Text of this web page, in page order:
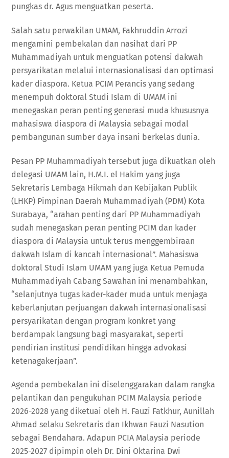
pungkas dr. Agus menguatkan peserta.
Salah satu perwakilan UMAM, Fakhruddin Arrozi
mengamini pembekalan dan nasihat dari PP
Muhammadiyah untuk menguatkan potensi dakwah
persyarikatan melalui internasionalisasi dan optimasi
kader diaspora. Ketua PCIM Perancis yang sedang
menempuh doktoral Studi Islam di UMAM ini
menegaskan peran penting generasi muda khususnya
mahasiswa diaspora di Malaysia sebagai modal
pembangunan sumber daya insani berkelas dunia.
Pesan PP Muhammadiyah tersebut juga dikuatkan oleh
delegasi UMAM lain, H.M.I. el Hakim yang juga
Sekretaris Lembaga Hikmah dan Kebijakan Publik
(LHKP) Pimpinan Daerah Muhammadiyah (PDM) Kota
Surabaya, “arahan penting dari PP Muhammadiyah
sudah menegaskan peran penting PCIM dan kader
diaspora di Malaysia untuk terus menggembiraan
dakwah Islam di kancah internasional”. Mahasiswa
doktoral Studi Islam UMAM yang juga Ketua Pemuda
Muhammadiyah Cabang Sawahan ini menambahkan,
“selanjutnya tugas kader-kader muda untuk menjaga
keberlanjutan perjuangan dakwah internasionalisasi
persyarikatan dengan program konkret yang
berdampak langsung bagi masyarakat, seperti
pendirian institusi pendidikan hingga advokasi
ketenagakerjaan”.
Agenda pembekalan ini diselenggarakan dalam rangka
pelantikan dan pengukuhan PCIM Malaysia periode
2026-2028 yang diketuai oleh H. Fauzi Fatkhur, Aunillah
Ahmad selaku Sekretaris dan Ikhwan Fauzi Nasution
sebagai Bendahara. Adapun PCIA Malaysia periode
2025-2027 dipimpin oleh Dr. Dini Oktarina Dwi